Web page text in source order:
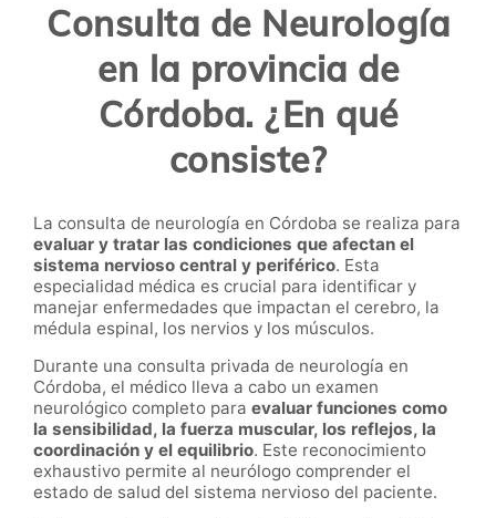
Consulta de Neurología
en la provincia de
Córdoba. ¿En qué
consiste?
La consulta de neurología en Córdoba se realiza para
evaluar y tratar las condiciones que afectan el
sistema nervioso central y periférico. Esta
especialidad médica es crucial para identificar y
manejar enfermedades que impactan el cerebro, la
médula espinal, los nervios y los músculos.
Durante una consulta privada de neurología en
Córdoba, el médico lleva a cabo un examen
neurológico completo para evaluar funciones como
la sensibilidad, la fuerza muscular, los reflejos, la
coordinación y el equilibrio. Este reconocimiento
exhaustivo permite al neurólogo comprender el
estado de salud del sistema nervioso del paciente.